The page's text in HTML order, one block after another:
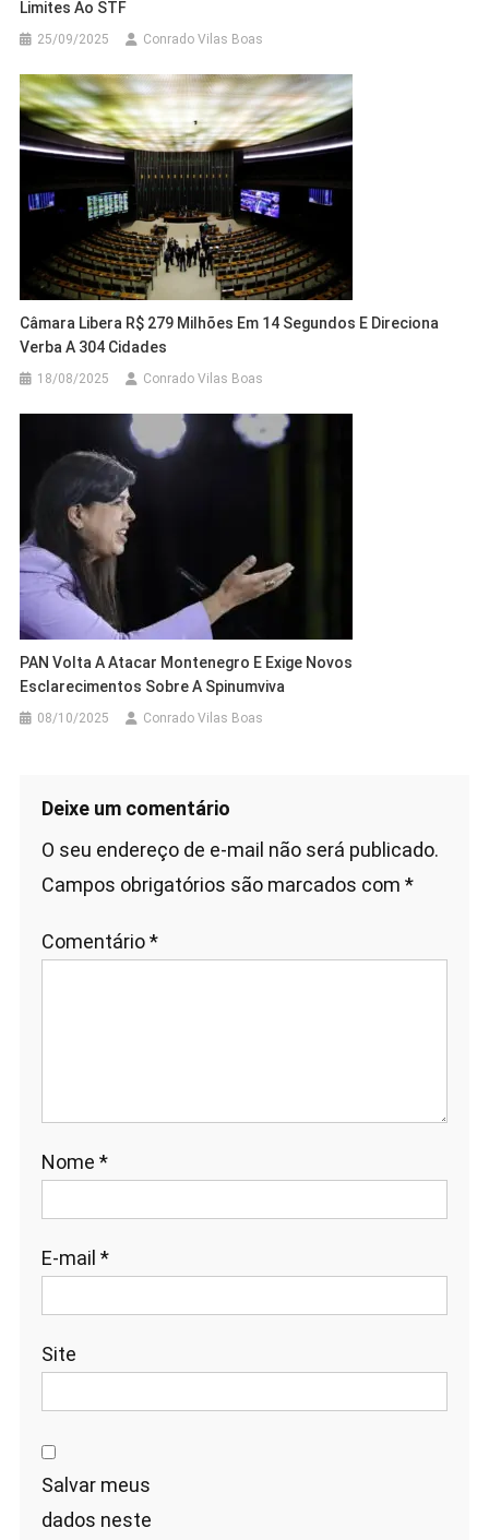
Limites Ao STF
25/09/2025 Conrado Vilas Boas
Câmara Libera R$ 279 Milhões Em 14 Segundos E Direciona
Verba A 304 Cidades
18/08/2025 Conrado Vilas Boas
PAN Volta A Atacar Montenegro E Exige Novos
Esclarecimentos Sobre A Spinumviva
08/10/2025 Conrado Vilas Boas
Deixe um comentário
O seu endereço de e-mail não será publicado.
Campos obrigatórios são marcados com *
Comentário*
Nome *
E-mail *
Site
Salvar meus
dados neste